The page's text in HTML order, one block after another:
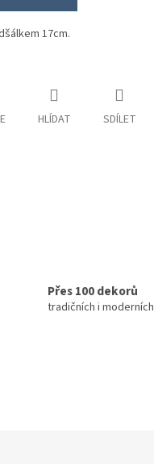
17cm.
HLÍDAT SDÍLET
Přes 100 dekorů
tradičních i moderních